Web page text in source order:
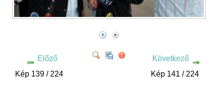
Előző
Kép 139 / 224
Következő
Kép 141 / 224